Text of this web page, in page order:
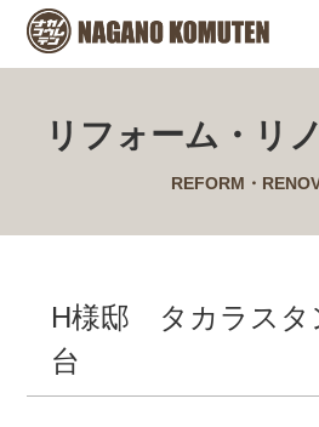
リフォーム・リ
REFORM・
H様邸 タカラスタ
台